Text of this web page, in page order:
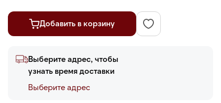
Добавить в корзину
Выберите адрес, чтобы
узнать время доставки
Выберите адреc